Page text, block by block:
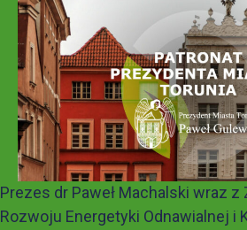
Prezes dr Paweł Machalski wraz
Rozwoju Energetyki Odnawialnej i